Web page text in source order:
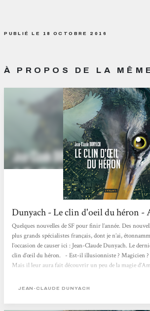
PUBLIÉ LE 18 OCTOBRE 2016
À PROPOS DE LA
Dunyach - Le clin d'oeil du héron -
Quelques nouvelles de SF pour finir l’année. Des
plus grands spécialistes français, dont je n’ai,
l’occasion de causer ici : Jean-Claude Dunyach. Le
clin d’œil du héron. - Est-il illusionniste ? Magicien ?
Mais il leur aura fait découvrir un peu de la magie
perfection et l’acte d’amour peuvent-ils devenir des
JEAN-CLAUDE DUNYACH